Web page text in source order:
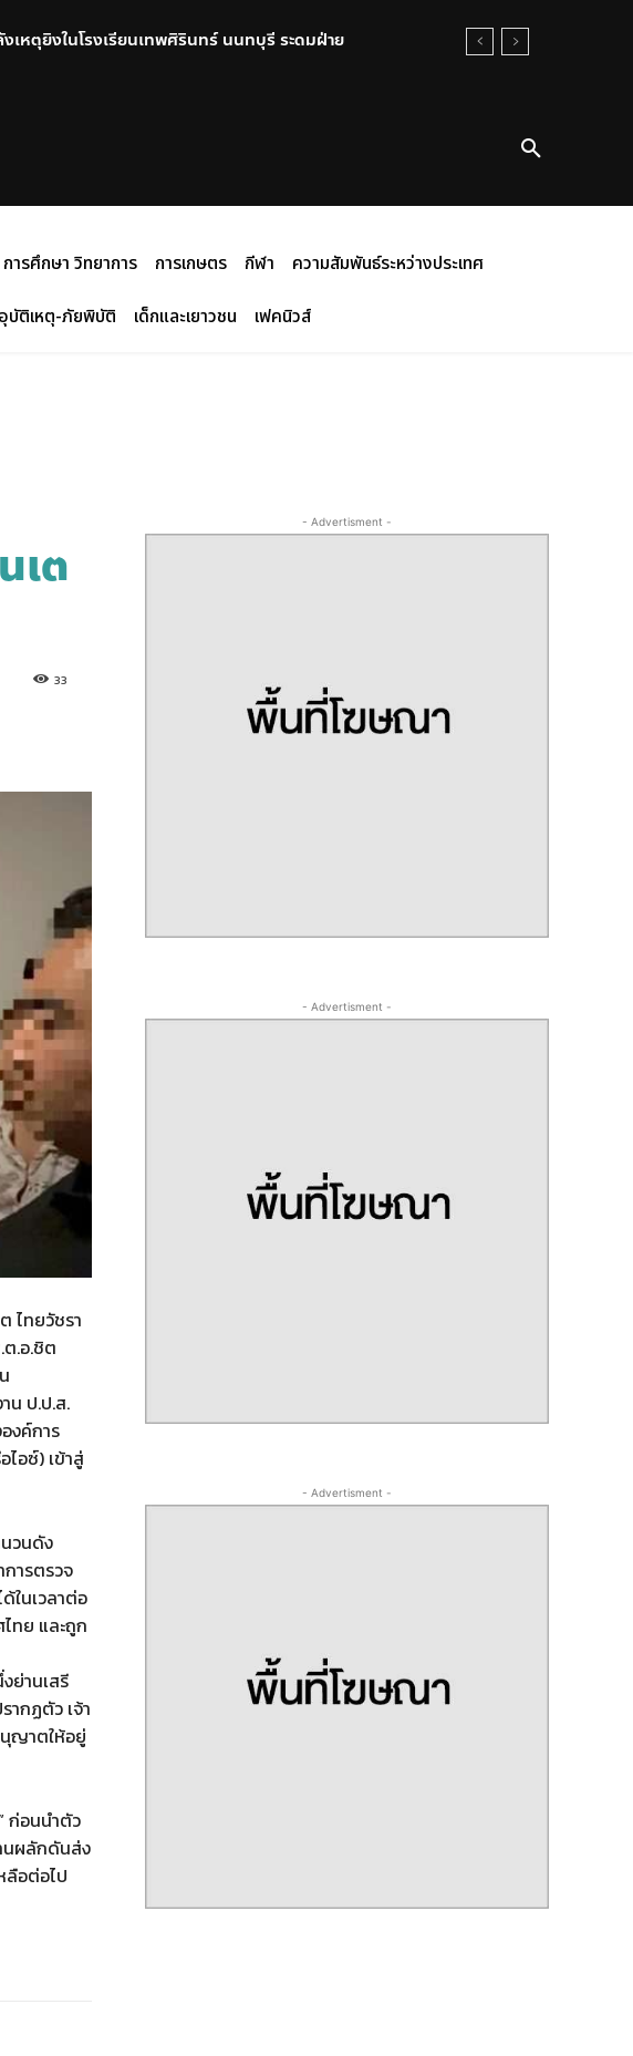
หตุยิงในโรงเรียนเทพศิรินทร์ นนทบุรี ระดมฝ่าย
การศึกษา วิทยาการ การเกษตร กีฬา
ความสัมพันธ์ระหว่างประเทศ
อุบัติเหตุ-ภัยพิบัติ เด็กและเยาวชน เฟคนิวส์
เต
33
ไทยวัชรา
.อ.ชิต
น ป.ป.ส.
งค์การ
อซ์) เข้าสู่
วนดัง
ารตรวจ
ในเวลาต่อ
ทย และถูก
ย่านเสรี
ากฏตัว เจ้า
ญาตให้อยู่
ก่อนนำตัว
นผลักดันส่ง
ลือต่อไป
- Advertisment -
- Advertisment -
- Advertisment -